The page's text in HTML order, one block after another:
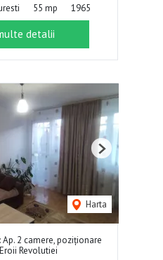
55 mp 1965
detalii
Harta
Next
Ap. 2 camere, poziționare
Revolutiei